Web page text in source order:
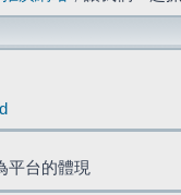
平台的體現